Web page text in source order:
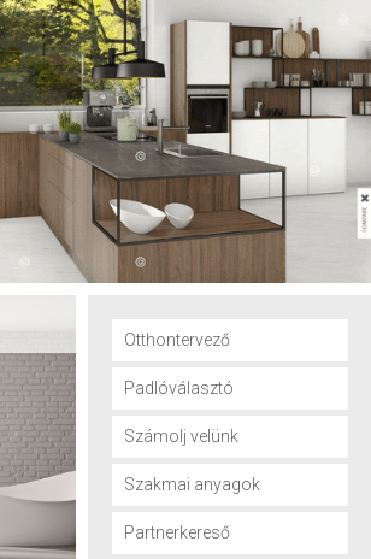
Otthontervező
Padlóválasztó
Számolj velünk
Szakmai anyagok
Partnerkereső